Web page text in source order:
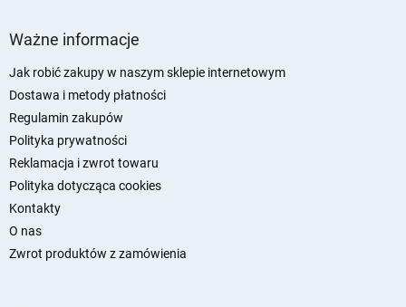
Ważne informacje
Jak robić zakupy w naszym sklepie internetowym
Dostawa i metody płatności
Regulamin zakupów
Polityka prywatności
Reklamacja i zwrot towaru
Polityka dotycząca cookies
Kontakty
O nas
Zwrot produktów z zamówienia